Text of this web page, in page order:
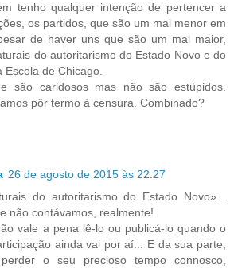
tenho qualquer intenção de pertencer a
os partidos, que são um mal menor em
de haver uns que são um mal maior,
do autoritarismo do Estado Novo e do
Escola de Chicago.
são caridosos mas não são estúpidos.
pôr termo à censura. Combinado?
26 de agosto de 2015 às 22:27
do autoritarismo do Estado Novo»...
não contávamos, realmente!
vale a pena lê-lo ou publicá-lo quando o
ainda vai por aí... E da sua parte,
perder o seu precioso tempo connosco,